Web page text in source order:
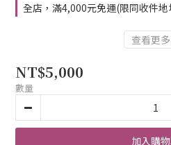
全店，滿4,000元免運(限同收件地
查看更多
NT$5,000
數量
加入購